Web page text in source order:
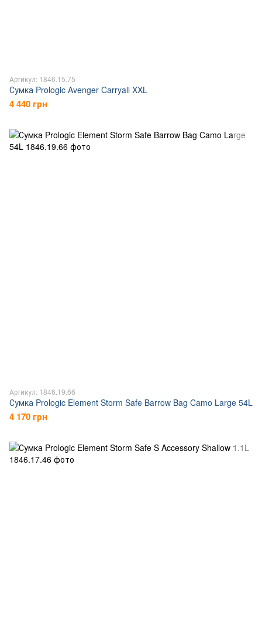
Артикул: 1846.15.75
Сумка Prologic Avenger Carryall XXL
4 440 грн
Артикул: 1846.19.66
Сумка Prologic Element Storm Safe Barrow Bag Camo Large 54L
4 170 грн